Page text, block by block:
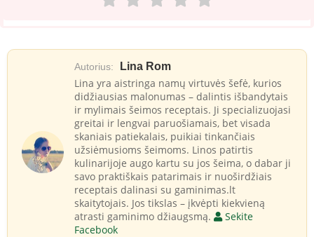
Autorius: Lina Rom
Lina yra aistringa namų virtuvės šefė, kurios
didžiausias malonumas – dalintis išbandytais
ir mylimais šeimos receptais. Ji specializuojasi
greitai ir lengvai paruošiamais, bet visada
skaniais patiekalais, puikiai tinkančiais
užsiėmusioms šeimoms. Linos patirtis
kulinarijoje augo kartu su jos šeima, o dabar ji
savo praktiškais patarimais ir nuoširdžiais
receptais dalinasi su gaminimas.lt
skaitytojais. Jos tikslas – įkvėpti kiekvieną
atrasti gaminimo džiaugsmą.
Sekite
Facebook